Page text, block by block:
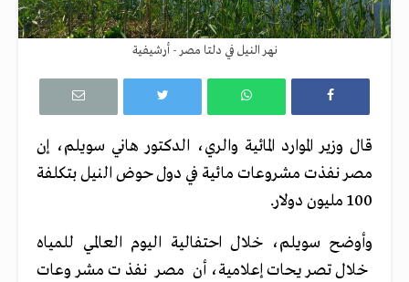
نهر النيل في دلتا مصر - أرشيفية
قال وزير الموارد المائية والري، الدكتور هاني سويلم، إن
مصر نفذت مشروعات مائية في دول حوض النيل بتكلفة
100 مليون دولار.
وأوضح سويلم، خلال احتفالية اليوم العالمي للمياه
خلال تصريحات إعلامية، أن مصر نفذت مشروعات